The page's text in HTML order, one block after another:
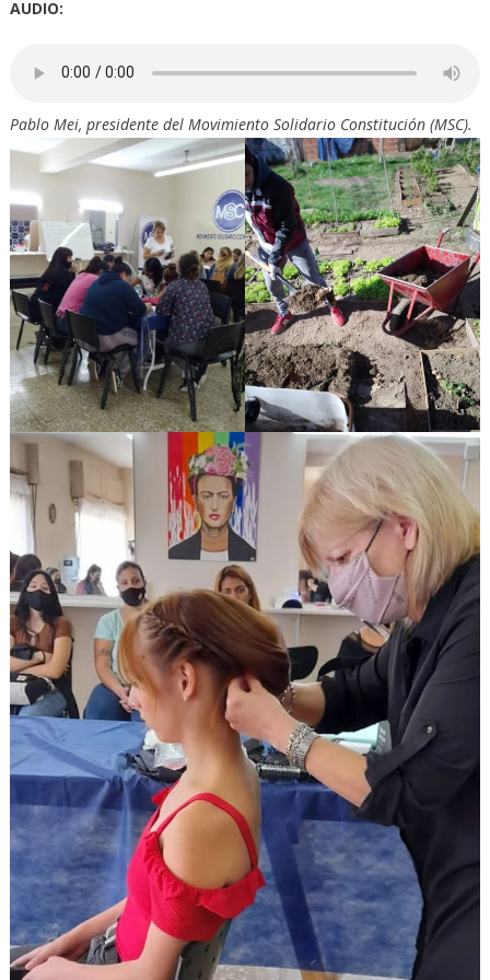
AUDIO:
Pablo Mei, presidente del Movimiento Solidario Constitución (MSC).